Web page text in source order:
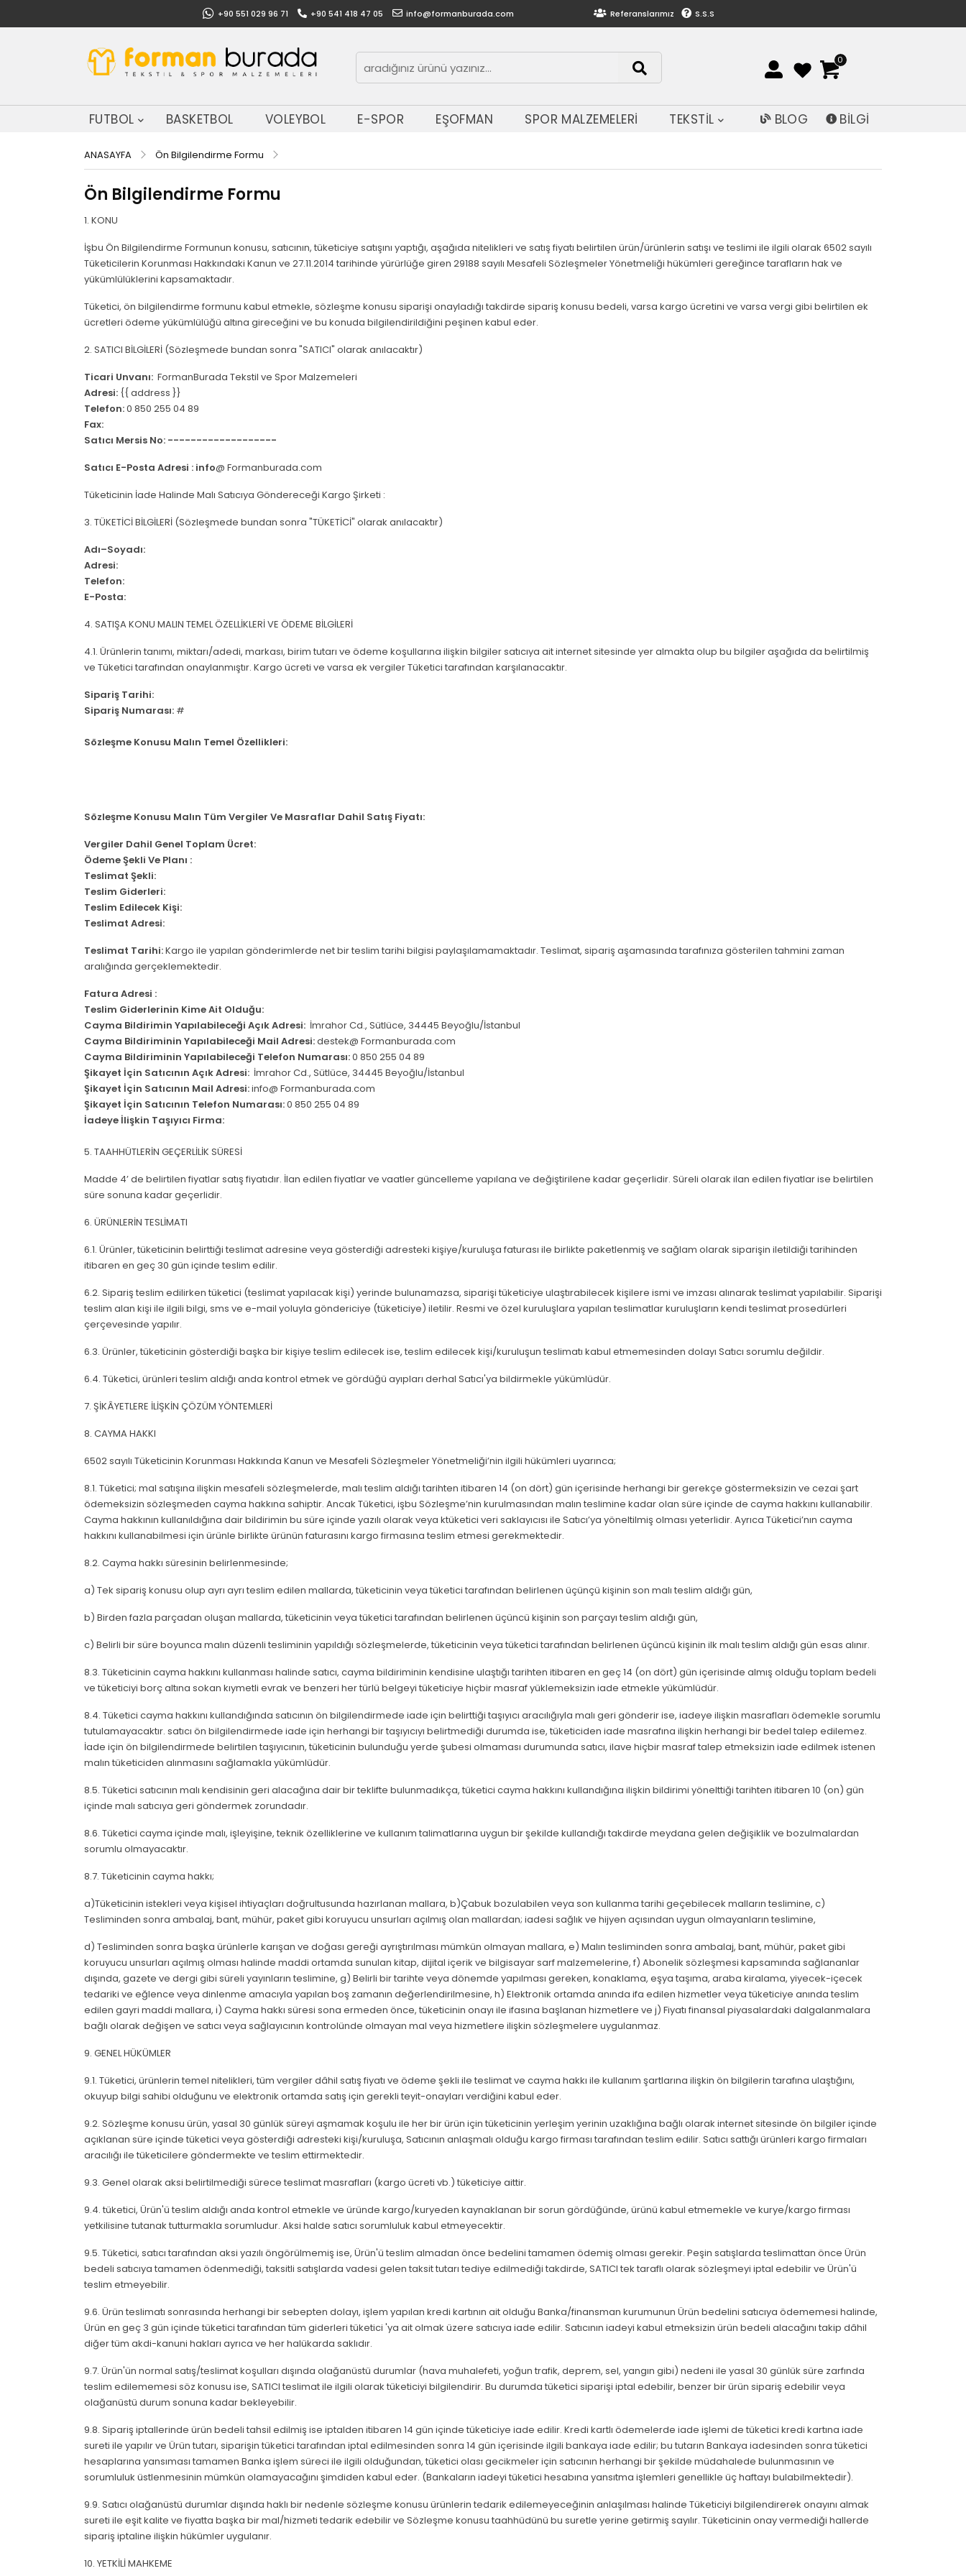
+90 551 029 96 71 +90 541 418 47 05 info@formanburada.com S.S.S
Referanslarımız
0
FUTBOL BASKETBOL VOLEYBOL E-SPOR EŞOFMAN SPOR MALZEMELERİ TEKSTİL BLOG BİLGİ
ANASAYFA Ön Bilgilendirme Formu
Ön Bilgilendirme Formu
1. KONU
İşbu Ön Bilgilendirme Formunun konusu, satıcının, tüketiciye satışını yaptığı, aşağıda nitelikleri ve satış fiyatı belirtilen ürün/ürünlerin satışı ve teslimi ile ilgili olarak 6502 sayılı
Tüketicilerin Korunması Hakkındaki Kanun ve 27.11.2014 tarihinde yürürlüğe giren 29188 sayılı Mesafeli Sözleşmeler Yönetmeliği hükümleri gereğince tarafların hak ve
yükümlülüklerini kapsamaktadır.
Tüketici, ön bilgilendirme formunu kabul etmekle, sözleşme konusu siparişi onayladığı takdirde sipariş konusu bedeli, varsa kargo ücretini ve varsa vergi gibi belirtilen ek
ücretleri ödeme yükümlülüğü altına gireceğini ve bu konuda bilgilendirildiğini peşinen kabul eder.
2. SATICI BİLGİLERİ (Sözleşmede bundan sonra "SATICI" olarak anılacaktır)
Ticari Unvanı: FormanBurada Tekstil ve Spor Malzemeleri
Adresi: {{ address }}
Telefon:0 850 255 04 89
Fax:
Satıcı Mersis No: -------------------
Satıcı E-Posta Adresi : info@ Formanburada.com
Tüketicinin İade Halinde Malı Satıcıya Göndereceği Kargo Şirketi :
3. TÜKETİCİ BİLGİLERİ (Sözleşmede bundan sonra "TÜKETİCİ" olarak anılacaktır)
Adı–Soyadı:
Adresi:
Telefon:
E-Posta:
4. SATIŞA KONU MALIN TEMEL ÖZELLİKLERİ VE ÖDEME BİLGİLERİ
4.1. Ürünlerin tanımı, miktarı/adedi, markası, birim tutarı ve ödeme koşullarına ilişkin bilgiler satıcıya ait internet sitesinde yer almakta olup bu bilgiler aşağıda da belirtilmiş
ve Tüketici tarafından onaylanmıştır. Kargo ücreti ve varsa ek vergiler Tüketici tarafından karşılanacaktır.
Sipariş Tarihi:
Sipariş Numarası: #
Sözleşme Konusu Malın Temel Özellikleri:
Sözleşme Konusu Malın Tüm Vergiler Ve Masraflar Dahil Satış Fiyatı:
Vergiler Dahil Genel Toplam Ücret:
Ödeme Şekli Ve Planı :
Teslimat Şekli:
Teslim Giderleri:
Teslim Edilecek Kişi:
Teslimat Adresi:
Teslimat Tarihi:Kargo ile yapılan gönderimlerde net bir teslim tarihi bilgisi paylaşılamamaktadır. Teslimat, sipariş aşamasında tarafınıza gösterilen tahmini zaman
aralığında gerçeklemektedir.
Fatura Adresi :
Teslim Giderlerinin Kime Ait Olduğu:
Cayma Bildirimin Yapılabileceği Açık Adresi: İmrahor Cd., Sütlüce, 34445 Beyoğlu/İstanbul
Cayma Bildiriminin Yapılabileceği Mail Adresi:destek@ Formanburada.com
Cayma Bildiriminin Yapılabileceği Telefon Numarası:0 850 255 04 89
Şikayet İçin Satıcının Açık Adresi: İmrahor Cd., Sütlüce, 34445 Beyoğlu/İstanbul
Şikayet İçin Satıcının Mail Adresi:info@ Formanburada.com
Şikayet İçin Satıcının Telefon Numarası:0 850 255 04 89
İadeye İlişkin Taşıyıcı Firma:
5. TAAHHÜTLERİN GEÇERLİLİK SÜRESİ
Madde 4’ de belirtilen fiyatlar satış fiyatıdır. İlan edilen fiyatlar ve vaatler güncelleme yapılana ve değiştirilene kadar geçerlidir. Süreli olarak ilan edilen fiyatlar ise belirtilen
süre sonuna kadar geçerlidir.
6. ÜRÜNLERİN TESLİMATI
6.1. Ürünler, tüketicinin belirttiği teslimat adresine veya gösterdiği adresteki kişiye/kuruluşa faturası ile birlikte paketlenmiş ve sağlam olarak siparişin iletildiği tarihinden
itibaren en geç 30 gün içinde teslim edilir.
6.2. Sipariş teslim edilirken tüketici (teslimat yapılacak kişi) yerinde bulunamazsa, siparişi tüketiciye ulaştırabilecek kişilere ismi ve imzası alınarak teslimat yapılabilir. Siparişi
teslim alan kişi ile ilgili bilgi, sms ve e-mail yoluyla göndericiye (tüketiciye) iletilir. Resmi ve özel kuruluşlara yapılan teslimatlar kuruluşların kendi teslimat prosedürleri
çerçevesinde yapılır.
6.3. Ürünler, tüketicinin gösterdiği başka bir kişiye teslim edilecek ise, teslim edilecek kişi/kuruluşun teslimatı kabul etmemesinden dolayı Satıcı sorumlu değildir.
6.4. Tüketici, ürünleri teslim aldığı anda kontrol etmek ve gördüğü ayıpları derhal Satıcı'ya bildirmekle yükümlüdür.
7. ŞİKÂYETLERE İLİŞKİN ÇÖZÜM YÖNTEMLERİ
8. CAYMA HAKKI
6502 sayılı Tüketicinin Korunması Hakkında Kanun ve Mesafeli Sözleşmeler Yönetmeliği’nin ilgili hükümleri uyarınca;
8.1. Tüketici; mal satışına ilişkin mesafeli sözleşmelerde, malı teslim aldığı tarihten itibaren 14 (on dört) gün içerisinde herhangi bir gerekçe göstermeksizin ve cezai şart
ödemeksizin sözleşmeden cayma hakkına sahiptir. Ancak Tüketici, işbu Sözleşme’nin kurulmasından malın teslimine kadar olan süre içinde de cayma hakkını kullanabilir.
Cayma hakkının kullanıldığına dair bildirimin bu süre içinde yazılı olarak veya ktüketici veri saklayıcısı ile Satıcı’ya yöneltilmiş olması yeterlidir. Ayrıca Tüketici’nın cayma
hakkını kullanabilmesi için ürünle birlikte ürünün faturasını kargo firmasına teslim etmesi gerekmektedir.
8.2. Cayma hakkı süresinin belirlenmesinde;
a) Tek sipariş konusu olup ayrı ayrı teslim edilen mallarda, tüketicinin veya tüketici tarafından belirlenen üçünçü kişinin son malı teslim aldığı gün,
b) Birden fazla parçadan oluşan mallarda, tüketicinin veya tüketici tarafından belirlenen üçüncü kişinin son parçayı teslim aldığı gün,
c) Belirli bir süre boyunca malın düzenli tesliminin yapıldığı sözleşmelerde, tüketicinin veya tüketici tarafından belirlenen üçüncü kişinin ilk malı teslim aldığı gün esas alınır.
8.3. Tüketicinin cayma hakkını kullanması halinde satıcı, cayma bildiriminin kendisine ulaştığı tarihten itibaren en geç 14 (on dört) gün içerisinde almış olduğu toplam bedeli
ve tüketiciyi borç altına sokan kıymetli evrak ve benzeri her türlü belgeyi tüketiciye hiçbir masraf yüklemeksizin iade etmekle yükümlüdür.
8.4. Tüketici cayma hakkını kullandığında satıcının ön bilgilendirmede iade için belirttiği taşıyıcı aracılığıyla malı geri gönderir ise, iadeye ilişkin masrafları ödemekle sorumlu
tutulamayacaktır. satıcı ön bilgilendirmede iade için herhangi bir taşıyıcıyı belirtmediği durumda ise, tüketiciden iade masrafına ilişkin herhangi bir bedel talep edilemez.
İade için ön bilgilendirmede belirtilen taşıyıcının, tüketicinin bulunduğu yerde şubesi olmaması durumunda satıcı, ilave hiçbir masraf talep etmeksizin iade edilmek istenen
malın tüketiciden alınmasını sağlamakla yükümlüdür.
8.5. Tüketici satıcının malı kendisinin geri alacağına dair bir teklifte bulunmadıkça, tüketici cayma hakkını kullandığına ilişkin bildirimi yönelttiği tarihten itibaren 10 (on) gün
içinde malı satıcıya geri göndermek zorundadır.
8.6. Tüketici cayma içinde malı, işleyişine, teknik özelliklerine ve kullanım talimatlarına uygun bir şekilde kullandığı takdirde meydana gelen değişiklik ve bozulmalardan
sorumlu olmayacaktır.
8.7. Tüketicinin cayma hakkı;
a)Tüketicinin istekleri veya kişisel ihtiyaçları doğrultusunda hazırlanan mallara, b)Çabuk bozulabilen veya son kullanma tarihi geçebilecek malların teslimine, c)
Tesliminden sonra ambalaj, bant, mühür, paket gibi koruyucu unsurları açılmış olan mallardan; iadesi sağlık ve hijyen açısından uygun olmayanların teslimine,
d) Tesliminden sonra başka ürünlerle karışan ve doğası gereği ayrıştırılması mümkün olmayan mallara, e) Malın tesliminden sonra ambalaj, bant, mühür, paket gibi
koruyucu unsurları açılmış olması halinde maddi ortamda sunulan kitap, dijital içerik ve bilgisayar sarf malzemelerine, f) Abonelik sözleşmesi kapsamında sağlananlar
dışında, gazete ve dergi gibi süreli yayınların teslimine, g) Belirli bir tarihte veya dönemde yapılması gereken, konaklama, eşya taşıma, araba kiralama, yiyecek-içecek
tedariki ve eğlence veya dinlenme amacıyla yapılan boş zamanın değerlendirilmesine, h) Elektronik ortamda anında ifa edilen hizmetler veya tüketiciye anında teslim
edilen gayri maddi mallara, i) Cayma hakkı süresi sona ermeden önce, tüketicinin onayı ile ifasına başlanan hizmetlere ve j) Fiyatı finansal piyasalardaki dalgalanmalara
bağlı olarak değişen ve satıcı veya sağlayıcının kontrolünde olmayan mal veya hizmetlere ilişkin sözleşmelere uygulanmaz.
9. GENEL HÜKÜMLER
9.1. Tüketici, ürünlerin temel nitelikleri, tüm vergiler dâhil satış fiyatı ve ödeme şekli ile teslimat ve cayma hakkı ile kullanım şartlarına ilişkin ön bilgilerin tarafına ulaştığını,
okuyup bilgi sahibi olduğunu ve elektronik ortamda satış için gerekli teyit-onayları verdiğini kabul eder.
9.2. Sözleşme konusu ürün, yasal 30 günlük süreyi aşmamak koşulu ile her bir ürün için tüketicinin yerleşim yerinin uzaklığına bağlı olarak internet sitesinde ön bilgiler içinde
açıklanan süre içinde tüketici veya gösterdiği adresteki kişi/kuruluşa, Satıcının anlaşmalı olduğu kargo firması tarafından teslim edilir. Satıcı sattığı ürünleri kargo firmaları
aracılığı ile tüketicilere göndermekte ve teslim ettirmektedir.
9.3. Genel olarak aksi belirtilmediği sürece teslimat masrafları (kargo ücreti vb.) tüketiciye aittir.
9.4. tüketici, Ürün'ü teslim aldığı anda kontrol etmekle ve üründe kargo/kuryeden kaynaklanan bir sorun gördüğünde, ürünü kabul etmemekle ve kurye/kargo firması
yetkilisine tutanak tutturmakla sorumludur. Aksi halde satıcı sorumluluk kabul etmeyecektir.
9.5. Tüketici, satıcı tarafından aksi yazılı öngörülmemiş ise, Ürün'ü teslim almadan önce bedelini tamamen ödemiş olması gerekir. Peşin satışlarda teslimattan önce Ürün
bedeli satıcıya tamamen ödenmediği, taksitli satışlarda vadesi gelen taksit tutarı tediye edilmediği takdirde, SATICI tek taraflı olarak sözleşmeyi iptal edebilir ve Ürün'ü
teslim etmeyebilir.
9.6. Ürün teslimatı sonrasında herhangi bir sebepten dolayı, işlem yapılan kredi kartının ait olduğu Banka/finansman kurumunun Ürün bedelini satıcıya ödememesi halinde,
Ürün en geç 3 gün içinde tüketici tarafından tüm giderleri tüketici 'ya ait olmak üzere satıcıya iade edilir. Satıcının iadeyi kabul etmeksizin ürün bedeli alacağını takip dâhil
diğer tüm akdi-kanuni hakları ayrıca ve her halükarda saklıdır.
9.7. Ürün'ün normal satış/teslimat koşulları dışında olağanüstü durumlar (hava muhalefeti, yoğun trafik, deprem, sel, yangın gibi) nedeni ile yasal 30 günlük süre zarfında
teslim edilememesi söz konusu ise, SATICI teslimat ile ilgili olarak tüketiciyi bilgilendirir. Bu durumda tüketici siparişi iptal edebilir, benzer bir ürün sipariş edebilir veya
olağanüstü durum sonuna kadar bekleyebilir.
9.8. Sipariş iptallerinde ürün bedeli tahsil edilmiş ise iptalden itibaren 14 gün içinde tüketiciye iade edilir. Kredi kartlı ödemelerde iade işlemi de tüketici kredi kartına iade
sureti ile yapılır ve Ürün tutarı, siparişin tüketici tarafından iptal edilmesinden sonra 14 gün içerisinde ilgili bankaya iade edilir; bu tutarın Bankaya iadesinden sonra tüketici
hesaplarına yansıması tamamen Banka işlem süreci ile ilgili olduğundan, tüketici olası gecikmeler için satıcının herhangi bir şekilde müdahalede bulunmasının ve
sorumluluk üstlenmesinin mümkün olamayacağını şimdiden kabul eder. (Bankaların iadeyi tüketici hesabına yansıtma işlemleri genellikle üç haftayı bulabilmektedir).
9.9. Satıcı olağanüstü durumlar dışında haklı bir nedenle sözleşme konusu ürünlerin tedarik edilemeyeceğinin anlaşılması halinde Tüketiciyi bilgilendirerek onayını almak
sureti ile eşit kalite ve fiyatta başka bir mal/hizmeti tedarik edebilir ve Sözleşme konusu taahhüdünü bu suretle yerine getirmiş sayılır. Tüketicinin onay vermediği hallerde
sipariş iptaline ilişkin hükümler uygulanır.
10. YETKİLİ MAHKEME